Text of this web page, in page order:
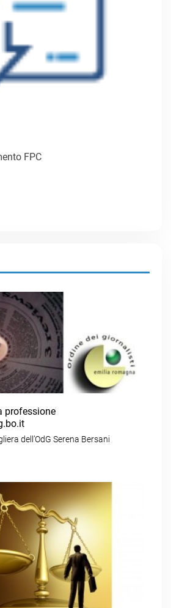
FPC
professione
dell’OdG Serena Bersani